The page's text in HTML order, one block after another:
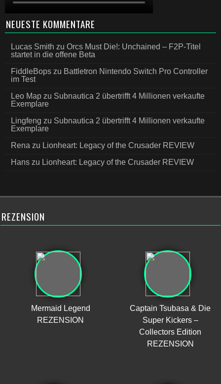
NEUESTE KOMMENTARE
Lucas Smith zu Orcs Must Die!: Unchained – F2P-Titel
startet in die offene Beta
FiddleBops zu Battletron Nintendo Switch Pro Controller
im Test
Leo Map zu Subnautica 2 übertrifft 4 Millionen verkaufte
Exemplare
Lingfeng zu Subnautica 2 übertrifft 4 Millionen verkaufte
Exemplare
Rena zu Lionheart: Legacy of the Crusader REVIEW
Hans zu Lionheart: Legacy of the Crusader REVIEW
REZENSION
Mermaid Legend
REZENSION
Captain Tsubasa & Die
Super Kickers –
Collectors Edition
REZENSION